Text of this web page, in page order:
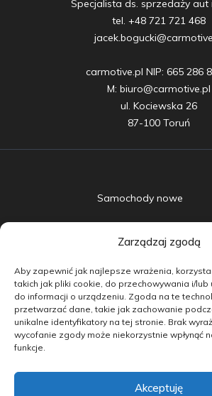
Zarządzaj zgodą
Aby zapewnić jak najlepsze wrażenia,
takich jak pliki cookie, do przechowywania i/
do informacji o urządzeniu. Zgoda na te
przetwarzać dane, takie jak zachowanie
unikalne identyfikatory na tej stronie. Brak
wycofanie zgody może niekorzystnie wpłynąć
funkcje.
Akceptuję
Specjalista ds. sprzedaży aut
tel. +48 721 721 468
carmotive.pl NIP: 665 286
M: biuro@carmotive.pl
ul. Kociewska 26
87-100 Toruń
Samochody nowe
Samochody używane
Doradztwo
Finansowanie
Kontakt